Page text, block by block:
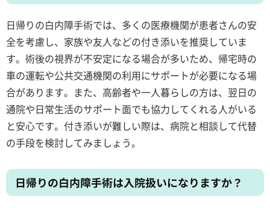
日帰りの白内障手術では、多くの医療機関が患者さんの安
全を考慮し、家族や友人などの付き添いを推奨していま
す。術後の視界が不安定になる場合が多いため、帰宅時の
車の運転や公共交通機関の利用にサポートが必要になる場
合があります。また、高齢者や一人暮らしの方は、翌日の
通院や日常生活のサポート面でも協力してくれる人がいる
と安心です。付き添いが難しい際は、病院と相談して代替
の手段を検討してみましょう。
日帰りの白内障手術は入院扱いになりますか？